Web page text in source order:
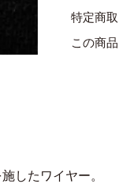
特定商
この商
したワイヤー。